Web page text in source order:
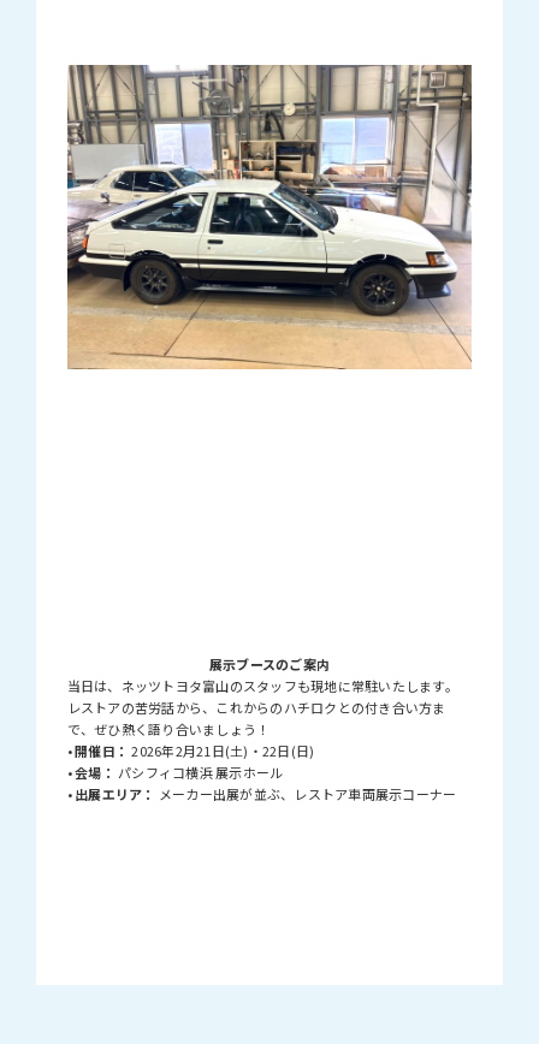
展示ブースのご案内
当日は、ネッツトヨタ富山のスタッフも現地に常駐いたします。
レストアの苦労話から、これからのハチロクとの付き合い方ま
で、ぜひ熱く語り合いましょう！
•開催日： 2026年2月21日(土)・22日(日)
•会場： パシフィコ横浜 展示ホール
•出展エリア： メーカー出展が並ぶ、レストア車両展示コーナー